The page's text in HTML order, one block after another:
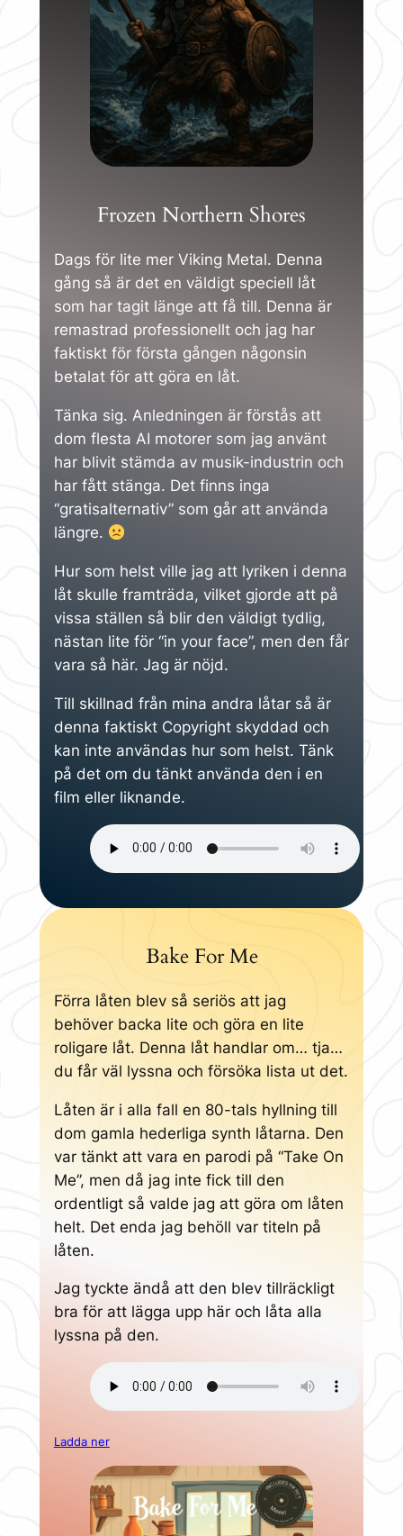
Frozen Northern Shores
Dags för lite mer Viking Metal. Denna
gång så är det en väldigt speciell låt
som har tagit länge att få till. Denna är
remastrad professionellt och jag har
faktiskt för första gången någonsin
betalat för att göra en låt.
Tänka sig. Anledningen är förstås att
dom flesta AI motorer som jag använt
har blivit stämda av musik-industrin och
har fått stänga. Det finns inga
“gratisalternativ” som går att använda
längre.
Hur som helst ville jag att lyriken i denna
låt skulle framträda, vilket gjorde att på
vissa ställen så blir den väldigt tydlig,
nästan lite för “in your face”, men den får
vara så här. Jag är nöjd.
Till skillnad från mina andra låtar så är
denna faktiskt Copyright skyddad och
kan inte användas hur som helst. Tänk
på det om du tänkt använda den i en
film eller liknande.
Bake For Me
Förra låten blev så seriös att jag
behöver backa lite och göra en lite
roligare låt. Denna låt handlar om… tja…
du får väl lyssna och försöka lista ut det.
Låten är i alla fall en 80-tals hyllning till
dom gamla hederliga synth låtarna. Den
var tänkt att vara en parodi på “Take On
Me”, men då jag inte fick till den
ordentligt så valde jag att göra om låten
helt. Det enda jag behöll var titeln på
låten.
Jag tyckte ändå att den blev tillräckligt
bra för att lägga upp här och låta alla
lyssna på den.
Ladda ner